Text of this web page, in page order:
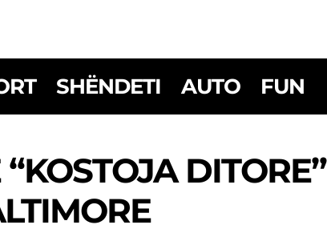
SHËNDETI AUTO FUN
DITORE”